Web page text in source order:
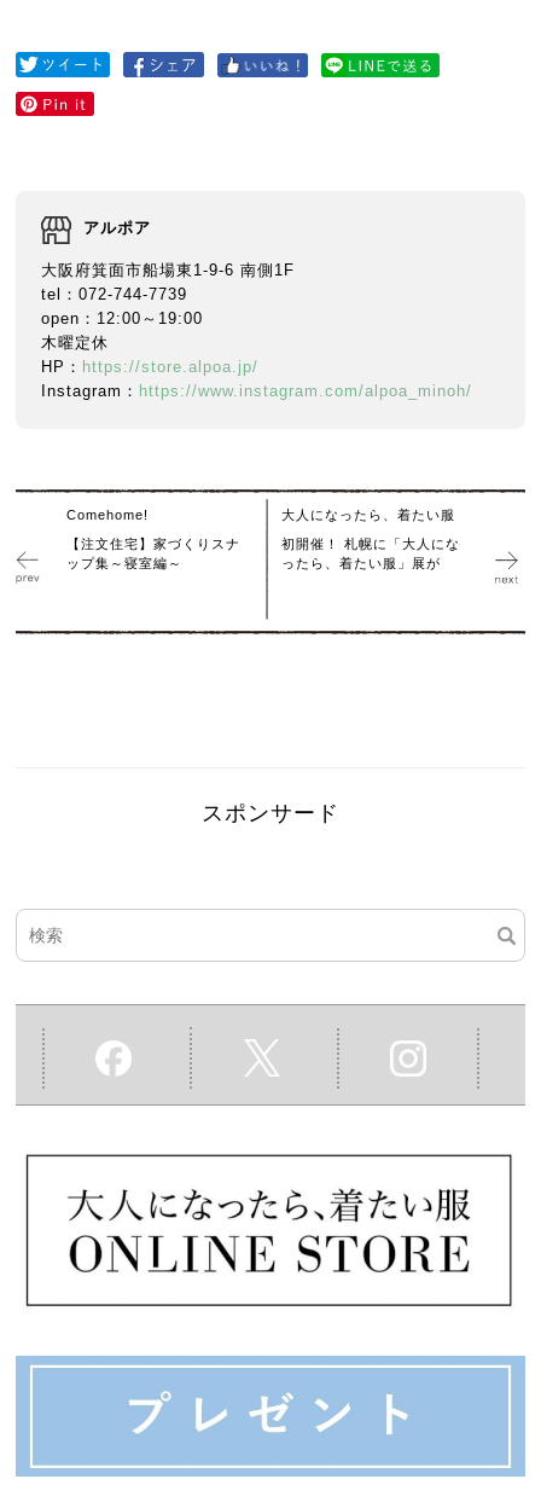
アルポア
大阪府箕面市船場東1-9-6 南側1F
tel：072-744-7739
open：12:00～19:00
木曜定休
HP： https://store.alpoa.jp/
Instagram： https://www.instagram.com/alpoa_minoh/
Comehome!
【注文住宅】家づくりスナ
ップ集～寝室編～
大人になったら、着たい服
初開催！ 札幌に「大人にな
ったら、着たい服」展が
スポンサード